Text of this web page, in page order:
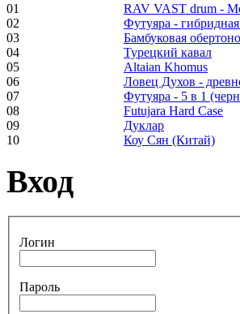
Frame and Shaman
Drum "Master of
Animals", tunable,
with Henna
€530.00
pyrography art
01
RAV VAST drum -
02
Футуяра -
03
Бамбуковая
04
Турецкий кавал
05
Altaian Khomus
06
Ловец Духов -
07
Футуяра - 5 в 1
08
Futujara Hard Case
09
Дуклар
10
Коу Сян (Китай)
Вход
Логин
Пароль